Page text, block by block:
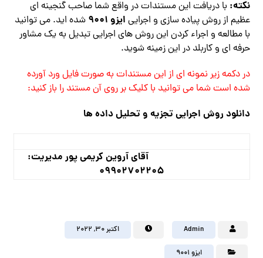
نکته: با دریافت این مستندات در واقع شما صاحب گنجینه ای
عظیم از روش پیاده سازی و اجرایی ایزو 9001
شده اید. می توانید
با مطالعه و اجراء کردن این روش های اجرایی تبدیل به یک مشاور
حرفه ای و کاربلد در این زمینه شوید.
در دکمه زیر نمونه ای از این مستندات به صورت فایل ورد آورده
شده است شما می توانید با کلیک بر روی آن مستند را باز کنید:
دانلود روش اجرایی تجزیه و تحلیل داده ها
آقای آروین کریمی پور مدیریت:
09902702205
Admin اکتبر ۳۰, ۲۰۲۲
ایزو 9001